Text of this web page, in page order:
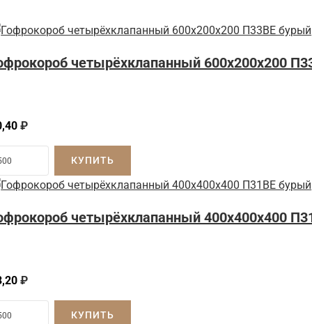
четырёхклапанный 600x200x200
₽
КУПИТЬ
четырёхклапанный 400x400x400
₽
КУПИТЬ